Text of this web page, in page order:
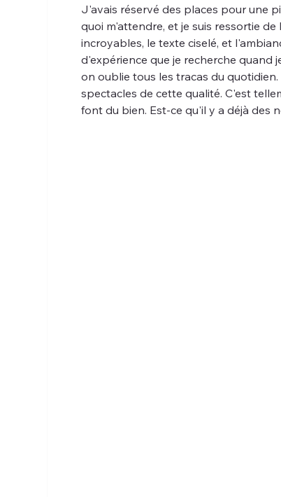
J'avais réservé des places pour une
quoi m'attendre, et je suis ressortie
incroyables, le texte ciselé, et
d'expérience que je recherche quand
on oublie tous les tracas du
spectacles de cette qualité. C'est
font du bien. Est-ce qu'il y a déjà des